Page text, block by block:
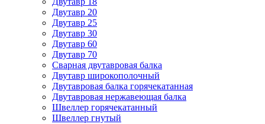
Двутавр 20
Двутавр 25
Двутавр 30
Двутавр 60
Двутавр 70
Сварная двутавровая балка
Двутавр широкополочный
Двутавровая балка горячекатанная
Двутавровая нержавеющая балка
Швеллер горячекатанный
Швеллер гнутый